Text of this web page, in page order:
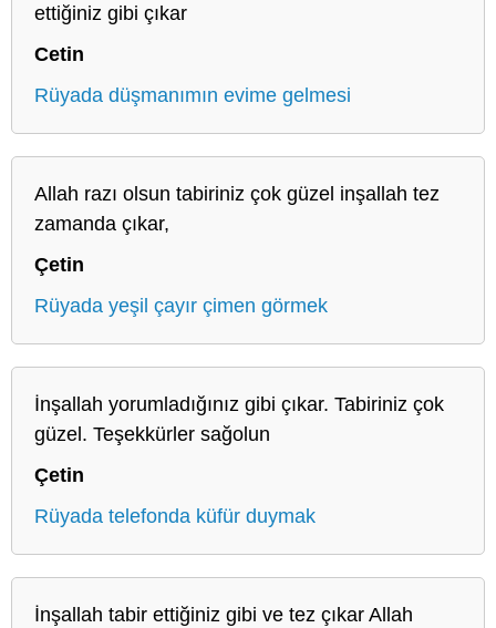
ettiğiniz gibi çıkar
Cetin
Rüyada düşmanımın evime gelmesi
Allah razı olsun tabiriniz çok güzel inşallah tez
zamanda çıkar,
Çetin
Rüyada yeşil çayır çimen görmek
İnşallah yorumladığınız gibi çıkar. Tabiriniz çok
güzel. Teşekkürler sağolun
Çetin
Rüyada telefonda küfür duymak
İnşallah tabir ettiğiniz gibi ve tez çıkar Allah